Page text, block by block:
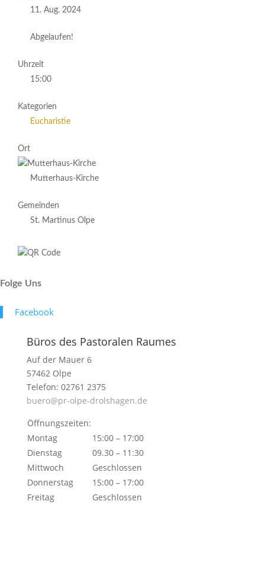
11. Aug. 2024
Abgelaufen!
Uhrzeit
15:00
Kategorien
Eucharistie
Ort
Mutterhaus-Kirche
Gemeinden
St. Martinus Olpe
Folge Uns
Face­book
Büros des Pastoralen Raumes
Auf der Mauer 6
57462 Olpe
Telefon: 02761 2375
buero@pr-olpe-drolshagen.de
Öffnungszeiten:
Montag
15:00 – 17:00
Dienstag
09.30 – 11:30
Mittwoch
Geschlossen
Donnerstag
15:00 – 17:00
Freitag
Geschlossen